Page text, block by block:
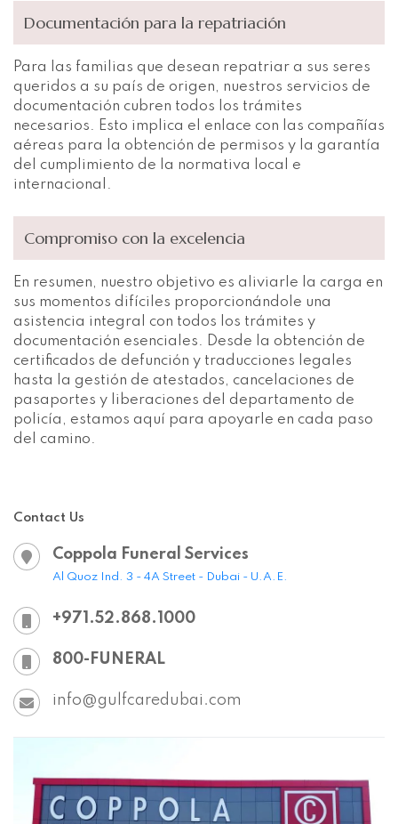
Documentación para la repatriación
Para las familias que desean repatriar a sus seres
queridos a su país de origen, nuestros servicios de
documentación cubren todos los trámites
necesarios. Esto implica el enlace con las compañías
aéreas para la obtención de permisos y la garantía
del cumplimiento de la normativa local e
internacional.
Compromiso con la excelencia
En resumen, nuestro objetivo es aliviarle la carga en
sus momentos difíciles proporcionándole una
asistencia integral con todos los trámites y
documentación esenciales. Desde la obtención de
certificados de defunción y traducciones legales
hasta la gestión de atestados, cancelaciones de
pasaportes y liberaciones del departamento de
policía, estamos aquí para apoyarle en cada paso
del camino.
Contact Us
Coppola Funeral Services
Al Quoz Ind. 3 - 4A Street - Dubai - U.A.E.
+971.52.868.1000
800-FUNERAL
info@gulfcaredubai.com